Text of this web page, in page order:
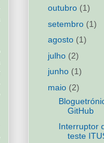
outubro (1)
setembro (1)
agosto (1)
julho (2)
junho (1)
maio (2)
GitHub
Interruptor
teste